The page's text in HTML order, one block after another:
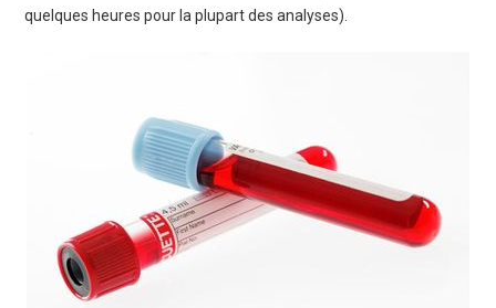
quelques heures pour la plupart des analyses).